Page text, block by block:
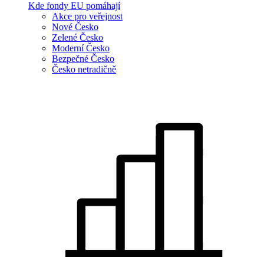
Kde fondy EU pomáhají
Akce pro veřejnost
Nové Česko
Zelené Česko
Moderní Česko
Bezpečné Česko
Česko netradičně